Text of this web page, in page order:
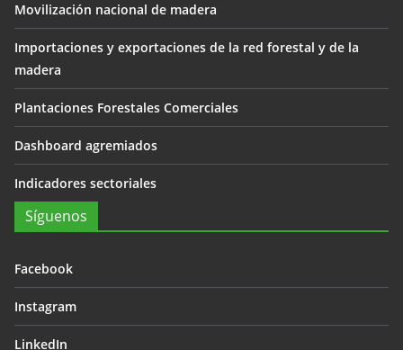
Movilización nacional de madera
Importaciones y exportaciones de la red forestal y de la
madera
Plantaciones Forestales Comerciales
Dashboard agremiados
Indicadores sectoriales
Síguenos
Facebook
Instagram
LinkedIn